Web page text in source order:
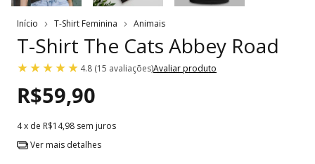
Início T-Shirt Feminina Animais
T-Shirt The Cats Abbey Road
4.8 (15 avaliações)Avaliar produto
R$59,90
4x de R$14,98 sem juros
Ver mais detalhes